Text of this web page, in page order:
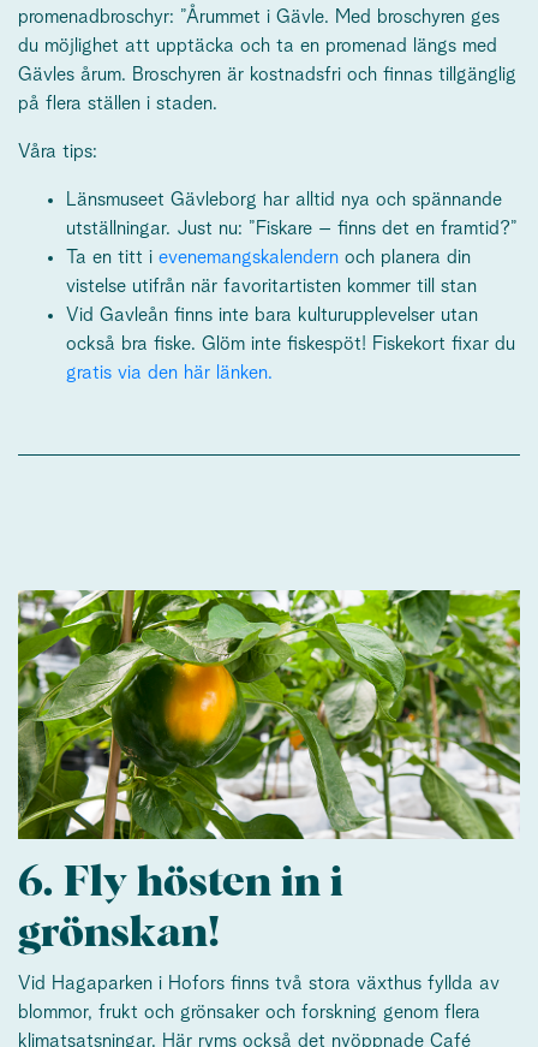
promenadbroschyr: ”Årummet i Gävle. Med broschyren ges
du möjlighet att upptäcka och ta en promenad längs med
Gävles årum. Broschyren är kostnadsfri och finnas tillgänglig
på flera ställen i staden.
Våra tips:
Länsmuseet Gävleborg har alltid nya och spännande
utställningar. Just nu: ”Fiskare – finns det en framtid?”
Ta en titt i evenemangskalendern och planera din
vistelse utifrån när favoritartisten kommer till stan
Vid Gavleån finns inte bara kulturupplevelser utan
också bra fiske. Glöm inte fiskespöt! Fiskekort fixar du
gratis via den här länken.
6. Fly hösten in i
grönskan!
Vid Hagaparken i Hofors finns två stora växthus fyllda av
blommor, frukt och grönsaker och forskning genom flera
klimatsatsningar. Här ryms också det nyöppnade Café